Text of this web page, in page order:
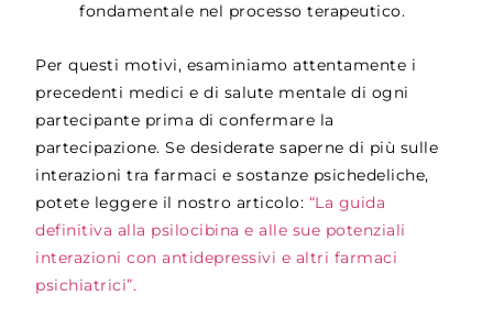
fondamentale nel processo terapeutico.
Per questi motivi, esaminiamo attentamente i
precedenti medici e di salute mentale di ogni
partecipante prima di confermare la
partecipazione. Se desiderate saperne di più sulle
interazioni tra farmaci e sostanze psichedeliche,
potete leggere il nostro articolo: “La guida
definitiva alla psilocibina e alle sue potenziali
interazioni con antidepressivi e altri farmaci
psichiatrici”.